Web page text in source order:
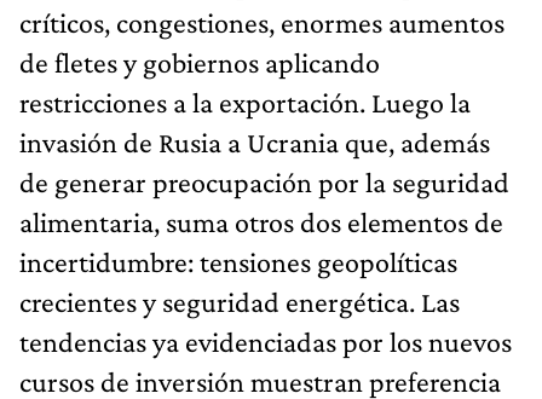
críticos, congestiones, enormes aumentos
de fletes y gobiernos aplicando
restricciones a la exportación. Luego la
invasión de Rusia a Ucrania que, además
de generar preocupación por la seguridad
alimentaria, suma otros dos elementos de
incertidumbre: tensiones geopolíticas
crecientes y seguridad energética. Las
tendencias ya evidenciadas por los nuevos
cursos de inversión muestran preferencia